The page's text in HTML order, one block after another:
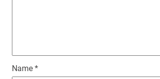
Name *